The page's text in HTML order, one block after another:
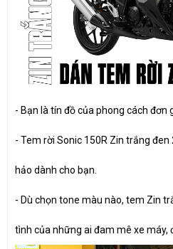
- Bạn là tín đồ của phong cách đơn
- Tem rời Sonic 150R Zin trắng
hảo dành cho bạn.
- Dù chọn tone màu nào, tem Zin
tình của những ai đam mê xe máy,